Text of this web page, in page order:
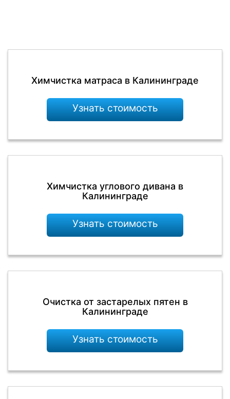
Химчистка матраса в Калининграде
Узнать стоимость
Химчистка углового дивана в
Калининграде
Узнать стоимость
Очистка от застарелых пятен в
Калининграде
Узнать стоимость